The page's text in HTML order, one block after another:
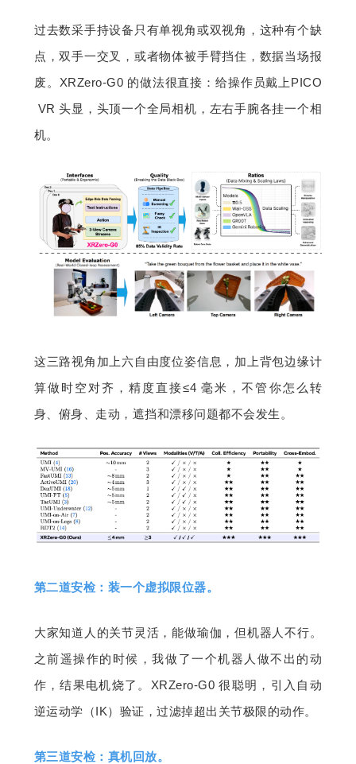
过去数采手持设备只有单视角或双视角，这种有个缺
点，双手一交叉，或者物体被手臂挡住，数据当场报
废。XRZero-G0 的做法很直接：给操作员戴上PICO
VR 头显，头顶一个全局相机，左右手腕各挂一个相
机。
这三路视角加上六自由度位姿信息，加上背包边缘计
算做时空对齐，精度直接≤4 毫米，不管你怎么转
身、俯身、走动，遮挡和漂移问题都不会发生。
第二道安检：装一个虚拟限位器。
大家知道人的关节灵活，能做瑜伽，但机器人不行。
之前遥操作的时候，我做了一个机器人做不出的动
作，结果电机烧了。XRZero-G0 很聪明，引入自动
逆运动学（IK）验证，过滤掉超出关节极限的动作。
第三道安检：真机回放。